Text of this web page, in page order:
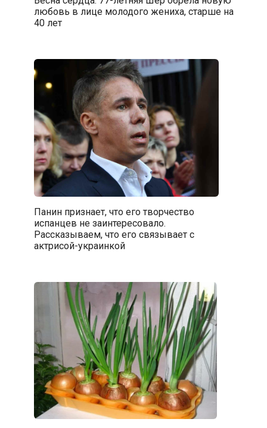
любовь в лице молодого жениха, старше на
40 лет
Панин признает, что его творчество
испанцев не заинтересовало.
Рассказываем, что его связывает с
актрисой-украинкой